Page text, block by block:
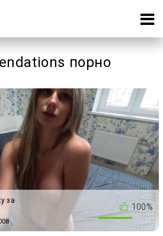
порно
100%
за